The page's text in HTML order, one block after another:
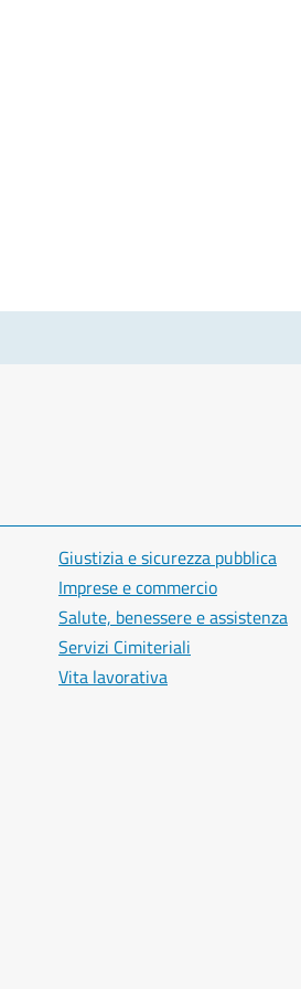
Giustizia e sicurezza pubblica
Imprese e commercio
Salute, benessere e assistenza
Servizi Cimiteriali
Vita lavorativa